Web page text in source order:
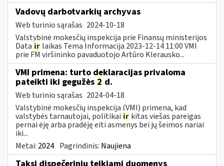
Vadovų darbotvarkių archyvas
Web turinio sąrašas 2024-10-18
Valstybinė mokesčių inspekcija prie Finansų ministerijos
Data ir laikas Tema Informacija 2023-12-14 11:00 VMI
prie FM viršininko pavaduotojo Artūro Klerausko...
VMI primena: turto deklaracijas privaloma
pateikti iki gegužės 2 d.
Web turinio sąrašas 2024-04-18
Valstybinė mokesčių inspekcija (VMI) primena, kad
valstybės tarnautojai, politikai ir kitas viešas pareigas
pernai ėję arba pradėję eiti asmenys bei jų šeimos nariai
iki...
Metai: 2024 Pagrindinis: Naujiena
Taksi dispečerinių teikiami duomenys